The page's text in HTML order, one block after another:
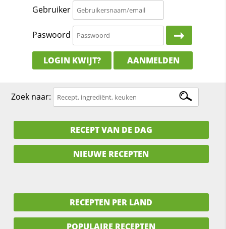
Gebruiker
Paswoord
LOGIN KWIJT? AANMELDEN
Zoek naar:
RECEPT VAN DE DAG
NIEUWE RECEPTEN
RECEPTEN PER LAND
POPULAIRE RECEPTEN